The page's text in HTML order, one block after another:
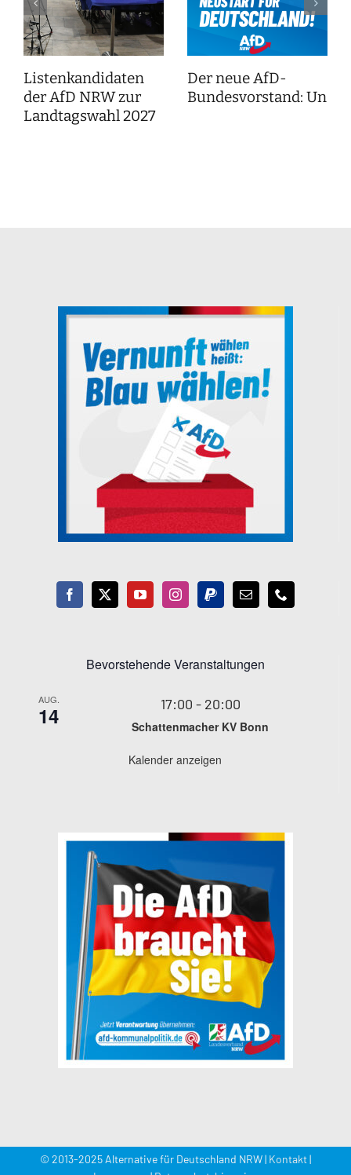
Listenkandidaten
der AfD NRW zur
Landtagswahl 2027
Der neue AfD-
Bundesvorstand:
Bevorstehende Veranstaltungen
AUG.
14 17:00 - 20:00
Schattenmacher KV Bonn
Kalender anzeigen
© 2013-2025 Alternative für Deutschland NRW | Kontakt|